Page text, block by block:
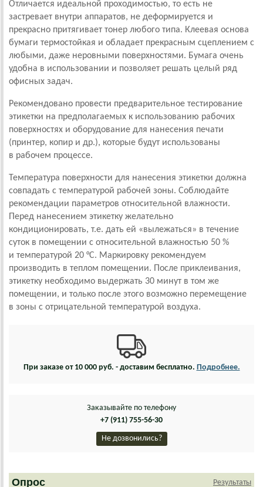
Отличается идеальной проходимостью, то есть не
застревает внутри аппаратов, не деформируется и
прекрасно притягивает тонер любого типа. Клеевая основа
бумаги термостойкая и обладает прекрасным сцеплением с
любыми, даже неровными поверхностями. Бумага очень
удобна в использовании и позволяет решать целый ряд
офисных задач.
Рекомендовано провести предварительное тестирование
этикетки на предполагаемых к использованию рабочих
поверхностях и оборудование для нанесения печати
(принтер, копир и др.), которые будут использованы
в рабочем процессе.
Температура поверхности для нанесения этикетки должна
совпадать с температурой рабочей зоны. Соблюдайте
рекомендации параметров относительной влажности.
Перед нанесением этикетку желательно
кондиционировать, т.е. дать ей «вылежаться» в течение
суток в помещении с относительной влажностью 50 %
и температурой 20 °С. Маркировку рекомендуем
производить в теплом помещении. После приклеивания,
этикетку необходимо выдержать 30 минут в том же
помещении, и только после этого возможно перемещение
в зоны с отрицательной температурой воздуха.
При заказе от 10 000 руб. - доставим бесплатно. Подробнее.
Заказывайте по телефону
+7 (911) 755-56-30
Не дозвонились?
Опрос Результаты